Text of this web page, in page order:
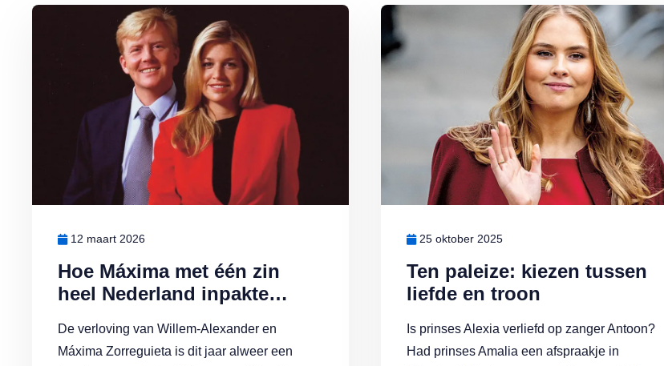
Hoe Máxima met één zin
heel Nederland inpakte…
12 maart 2026
De verloving van Willem-Alexander en
Máxima Zorreguieta is dit jaar alweer een
Lees meer over Hoe Máxima met één zin heel Nederland inpakte…
Ten paleize: kiezen tussen
liefde en troon
25 oktober 2025
Is prinses Alexia verliefd op zanger Antoon?
Had prinses Amalia een afspraakje in
Lees meer over Ten paleize: kiezen tussen liefde en troon